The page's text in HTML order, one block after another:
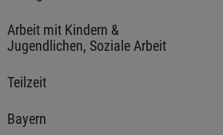
Arbeit mit Kindern &
Jugendlichen, Soziale Arbeit
Teilzeit
Bayern